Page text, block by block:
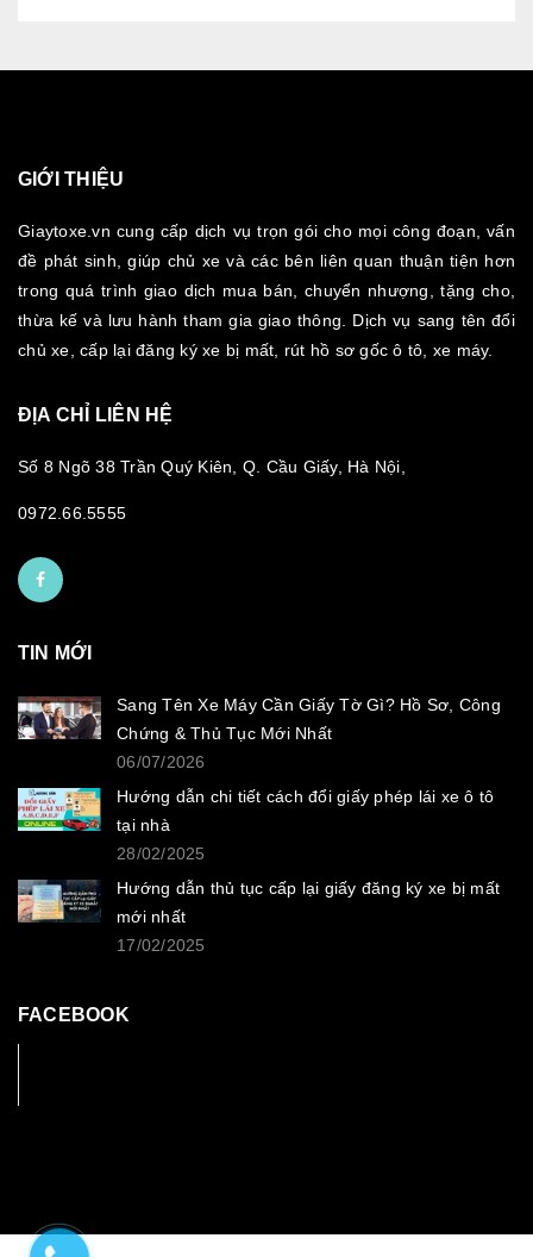
GIỚI THIỆU
Giaytoxe.vn cung cấp dịch vụ trọn gói cho mọi công đoạn, vấn
đề phát sinh, giúp chủ xe và các bên liên quan thuận tiện hơn
trong quá trình giao dịch mua bán, chuyển nhượng, tặng cho,
thừa kế và lưu hành tham gia giao thông. Dịch vụ sang tên đổi
chủ xe, cấp lại đăng ký xe bị mất, rút hồ sơ gốc ô tô, xe máy.
ĐỊA CHỈ LIÊN HỆ
Số 8 Ngõ 38 Trần Quý Kiên, Q. Cầu Giấy, Hà Nội,
0972.66.5555
TIN MỚI
Sang Tên Xe Máy Cần Giấy Tờ Gì? Hồ Sơ, Công
Chứng & Thủ Tục Mới Nhất
06/07/2026
Hướng dẫn chi tiết cách đổi giấy phép lái xe ô tô
tại nhà
28/02/2025
Hướng dẫn thủ tục cấp lại giấy đăng ký xe bị mất
mới nhất
17/02/2025
FACEBOOK